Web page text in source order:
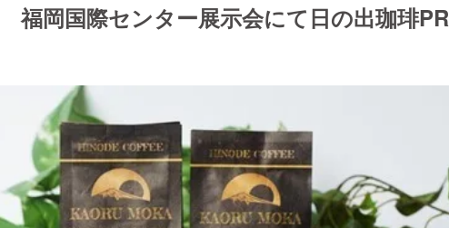
福岡国際センター展示会にて日の出珈琲PR